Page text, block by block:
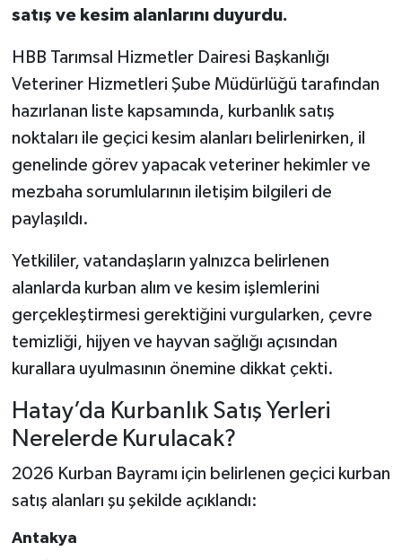
satış ve kesim alanlarını duyurdu.
HBB Tarımsal Hizmetler Dairesi Başkanlığı
Veteriner Hizmetleri Şube Müdürlüğü tarafından
hazırlanan liste kapsamında, kurbanlık satış
noktaları ile geçici kesim alanları belirlenirken, il
genelinde görev yapacak veteriner hekimler ve
mezbaha sorumlularının iletişim bilgileri de
paylaşıldı.
Yetkililer, vatandaşların yalnızca belirlenen
alanlarda kurban alım ve kesim işlemlerini
gerçekleştirmesi gerektiğini vurgularken, çevre
temizliği, hijyen ve hayvan sağlığı açısından
kurallara uyulmasının önemine dikkat çekti.
Hatay’da Kurbanlık Satış Yerleri
Nerelerde Kurulacak?
2026 Kurban Bayramı için belirlenen geçici kurban
satış alanları şu şekilde açıklandı:
Antakya